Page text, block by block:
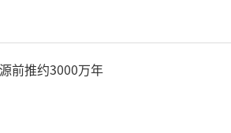
前推约3000万年